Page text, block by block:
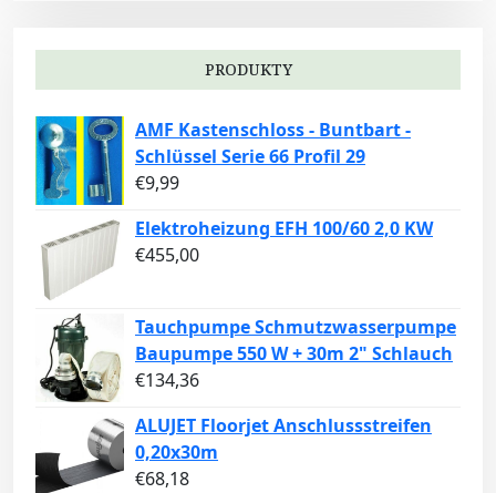
PRODUKTY
AMF Kastenschloss - Buntbart -
Schlüssel Serie 66 Profil 29
€9,99
Elektroheizung EFH 100/60 2,0 KW
€455,00
Tauchpumpe Schmutzwasserpumpe
Baupumpe 550 W + 30m 2" Schlauch
€134,36
ALUJET Floorjet Anschlussstreifen
0,20x30m
€68,18